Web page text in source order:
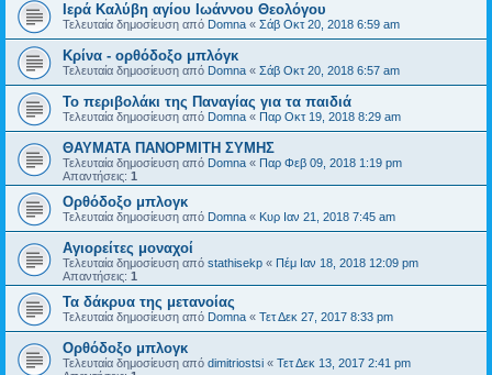
Ιερά Καλύβη αγίου Ιωάννου Θεολόγου
Τελευταία δημοσίευση από Domna « Σάβ Οκτ 20, 2018 6:59 am
Κρίνα - ορθόδοξο μπλόγκ
Τελευταία δημοσίευση από Domna « Σάβ Οκτ 20, 2018 6:57 am
Το περιβολάκι της Παναγίας για τα παιδιά
Τελευταία δημοσίευση από Domna « Παρ Οκτ 19, 2018 8:29 am
ΘΑΥΜΑΤΑ ΠΑΝΟΡΜΙΤΗ ΣΥΜΗΣ
Τελευταία δημοσίευση από Domna « Παρ Φεβ 09, 2018 1:19 pm
Απαντήσεις: 1
Ορθόδοξο μπλογκ
Τελευταία δημοσίευση από Domna « Κυρ Ιαν 21, 2018 7:45 am
Αγιορείτες μοναχοί
Τελευταία δημοσίευση από stathisekp « Πέμ Ιαν 18, 2018 12:09 pm
Απαντήσεις: 1
Τα δάκρυα της μετανοίας
Τελευταία δημοσίευση από Domna « Τετ Δεκ 27, 2017 8:33 pm
Ορθόδοξο μπλογκ
Τελευταία δημοσίευση από dimitriostsi « Τετ Δεκ 13, 2017 2:41 pm